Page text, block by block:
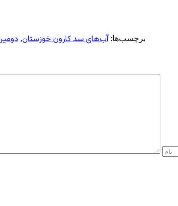
برچسب‌ها:آب‌های سد کارون خوزستان, دومین